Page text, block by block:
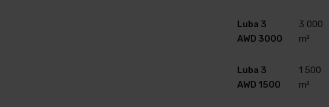
Luba 3
AWD 3000
3 000
m²
Luba 3
AWD 1500
1 500
m²